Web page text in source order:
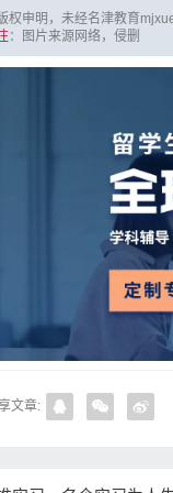
权申明，未经名津教育
：图片来源网络，侵删
文章: